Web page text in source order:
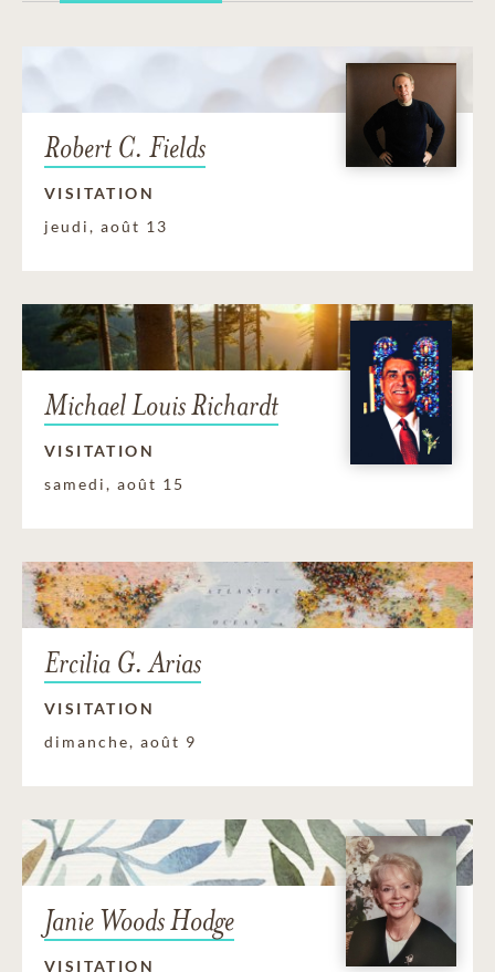
Robert C. Fields
VISITATION
jeudi, août 13
Michael Louis Richardt
VISITATION
samedi, août 15
Ercilia G. Arias
VISITATION
dimanche, août 9
Janie Woods Hodge
VISITATION